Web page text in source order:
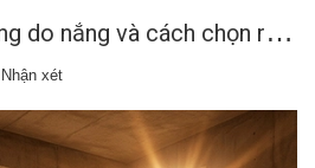
B
ản chất phòng nóng do nắng và cách chọn rèm phù hợp
xét